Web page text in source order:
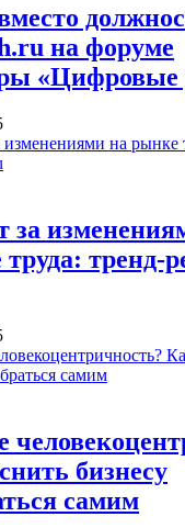
на форуме
«Цифровые
за
тренд-
бизнесу
самим